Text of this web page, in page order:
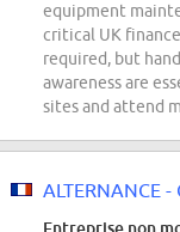
equipment
critical UK
required, but
awareness are
sites and attend
ALTERNANCE
Entreprise non